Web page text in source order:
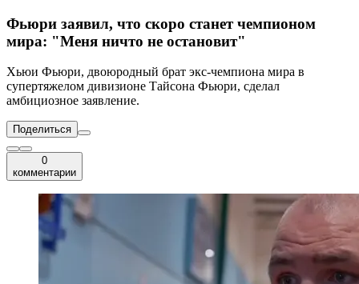
Фьюри заявил, что скоро станет чемпионом
мира: "Меня ничто не остановит"
Хьюи Фьюри, двоюродный брат экс-чемпиона мира в
супертяжелом дивизионе Тайсона Фьюри, сделал
амбициозное заявление.
Поделиться
0
комментарии